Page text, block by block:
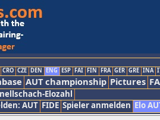
CRO CZE DEN ENG ESP FAI FIN FRA GER GRE INA
AUT championship Pictures
Elozahl
AUT FIDE Spieler anmelden Elo